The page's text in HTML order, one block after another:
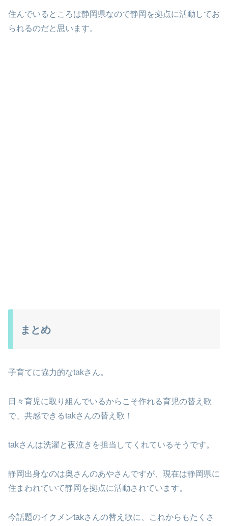
住んでいるところは静岡県なので静岡を拠点に活動してお
られるのだと思います。
まとめ
子育てに協力的なtakさん。
日々育児に取り組んでいるからこそ作れる育児の替え歌
で、共感できるtakさんの替え歌！
takさんは洗濯と夜泣きを担当してくれているそうです。
静岡出身なのは奥さんのあやさんですが、現在は静岡県に
住まわれていて静岡を拠点に活動されています。
今話題のイクメンtakさんの替え歌に、これからもたくさ